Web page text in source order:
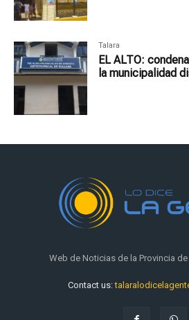
Talara
EL ALTO:
la municipalidad
Web de Noticias de la Provincia de
Contact us: